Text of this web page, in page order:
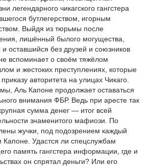
легендарного чикагского гангстера
бутлегерством, игорным
Выйдя из тюрьмы после
лишённый былого могущества,
оставшийся без друзей и союзников
вспоминает о своём тяжёлом
и жестоких преступлениях, которые
авторитета на улицах Чикаго.
Аль Капоне продолжает оставаться
внимания ФБР. Ведь при аресте так
сумма денег — итог всей
знаменитого мафиози. По
жучки, под подозрением каждый
Удастся ли спецслужбам
память гангстера информации, где и
он спрятал деньги? Или его